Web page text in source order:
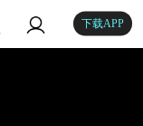
下载APP